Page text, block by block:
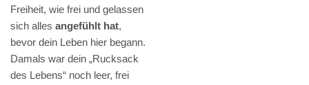
Freiheit, wie frei und gelassen
sich alles angefühlt hat,
bevor dein Leben hier begann.
Damals war dein „Rucksack
des Lebens“ noch leer, frei